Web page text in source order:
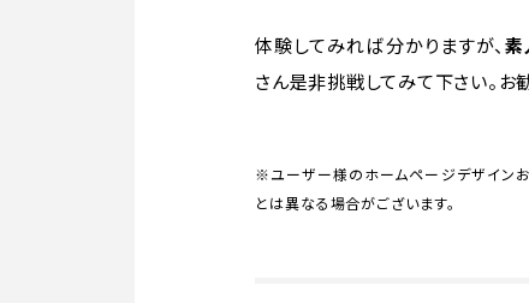
体験してみれば分かりますが、素
さん是非挑戦してみて下さい。お
※ユーザー様のホームページデザインお
とは異なる場合がございます。